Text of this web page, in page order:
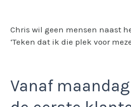
Chris wil geen mensen naast
‘Teken dat ik die plek voor
Vanaf